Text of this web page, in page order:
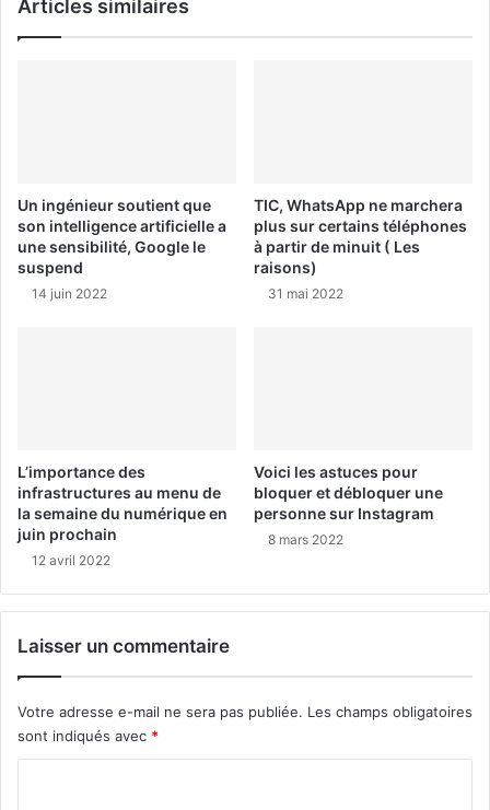
Articles similaires
Un ingénieur soutient que
son intelligence artificielle a
une sensibilité, Google le
suspend
14 juin 2022
TIC, WhatsApp ne marchera
plus sur certains téléphones
à partir de minuit ( Les
raisons)
31 mai 2022
L’importance des
infrastructures au menu de
la semaine du numérique en
juin prochain
12 avril 2022
Voici les astuces pour
bloquer et débloquer une
personne sur Instagram
8 mars 2022
Laisser un commentaire
Votre adresse e-mail ne sera pas publiée. Les champs obligatoires
sont indiqués avec *